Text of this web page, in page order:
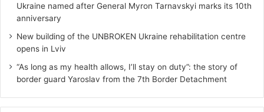
Ukraine named after General Myron Tarnavskyi marks its 10th
anniversary
New building of the UNBROKEN Ukraine rehabilitation centre
opens in Lviv
“As long as my health allows, I’ll stay on duty”: the story of
border guard Yaroslav from the 7th Border Detachment